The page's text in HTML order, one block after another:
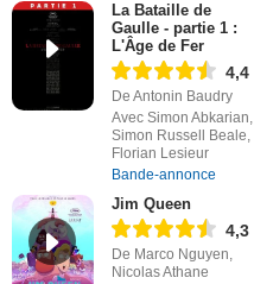
La Bataille de
Gaulle - partie 1 :
L'Âge de Fer
4,4
De Antonin Baudry
Avec Simon Abkarian,
Simon Russell Beale,
Florian Lesieur
Bande-annonce
Jim Queen
4,3
De Marco Nguyen,
Nicolas Athane